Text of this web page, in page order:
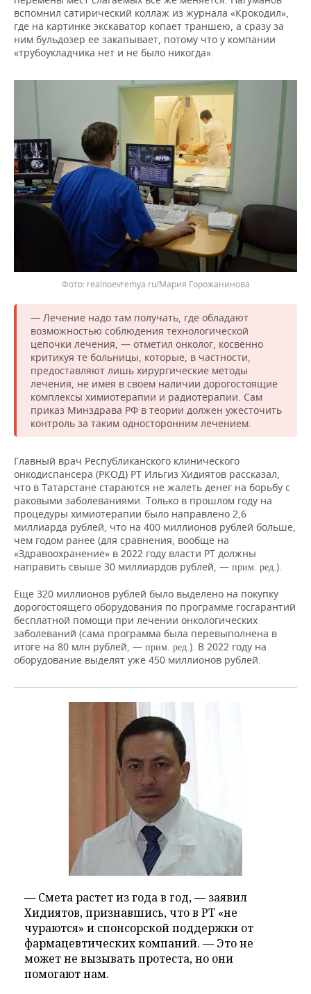
вспомнил сатирический коллаж из журнала «Крокодил»,
где на картинке экскаватор копает траншею, а сразу за
ним бульдозер ее закапывает, потому что у компании
«трубоукладчика нет и не было никогда».
realnoevremya.ru/Мария Горожанинова
— Лечение надо там получать, где обладают
возможностью соблюдения технологической
цепочки лечения, — отметил онколог, косвенно
критикуя те больницы, которые, в частности,
предоставляют лишь хирургические методы
лечения, не имея в своем наличии дорогостоящие
комплексы химиотерапии и радиотерапии. Сам
приказ Минздрава РФ в теории должен ужесточить
контроль за таким односторонним лечением.
Главный врач Республиканского клинического
онкодиспансера (РКОД) РТ Ильгиз Хидиятов рассказал,
что в Татарстане стараются не жалеть денег на борьбу с
раковыми заболеваниями. Только в прошлом году на
процедуры химиотерапии было направлено 2,6
миллиарда рублей, что на 400 миллионов рублей больше,
чем годом ранее (для сравнения, вообще на
«Здравоохранение» в 2022 году власти РТ должны
направить свыше 30 миллиардов рублей, — прим. ред.).
Еще 320 миллионов рублей было выделено на покупку
дорогостоящего оборудования по программе госгарантий
бесплатной помощи при лечении онкологических
заболеваний (сама программа была перевыполнена в
итоге на 80 млн рублей, — прим. ред.). В 2022 году на
оборудование выделят уже 450 миллионов рублей.
— Смета растет из года в год, — заявил
Хидиятов, признавшись, что в РТ «не
чураются» и спонсорской поддержки от
фармацевтических компаний. — Это не
может не вызывать протеста, но они
помогают нам.